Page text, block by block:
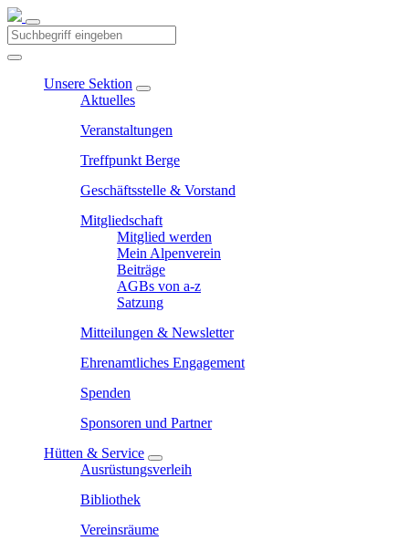
Unsere Sektion
Aktuelles
Veranstaltungen
Treffpunkt Berge
Geschäftsstelle & Vorstand
Mitgliedschaft
Mitglied werden
Mein Alpenverein
Beiträge
AGBs von a-z
Satzung
Mitteilungen & Newsletter
Ehrenamtliches Engagement
Spenden
Sponsoren und Partner
Hütten & Service
Ausrüstungsverleih
Bibliothek
Vereinsräume